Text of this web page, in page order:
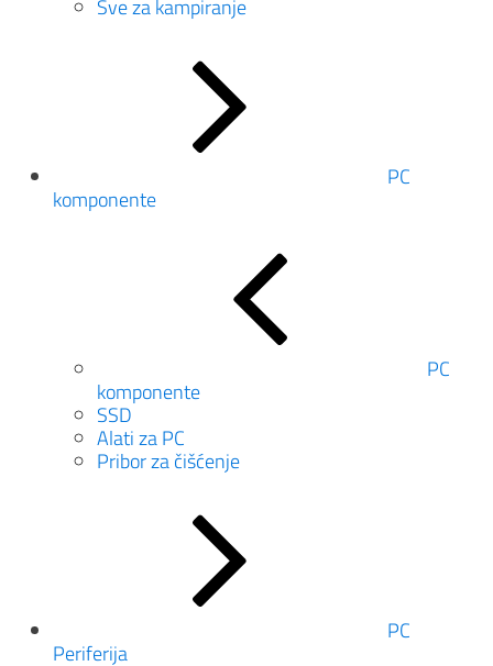
Sve za kampiranje
PC
komponente
PC
komponente
SSD
Alati za PC
Pribor za čišćenje
PC
Periferija